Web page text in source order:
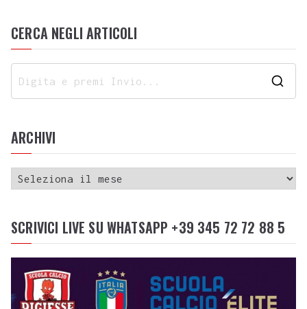
CERCA NEGLI ARTICOLI
ARCHIVI
SCRIVICI LIVE SU WHATSAPP +39 345 72 72 88 5